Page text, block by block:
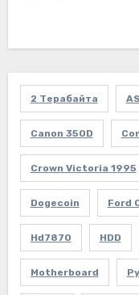
2 Терабайта
Canon 350D
Crown Victoria 1995
Dogecoin Ford
Hd7870 HDD
Motherboard